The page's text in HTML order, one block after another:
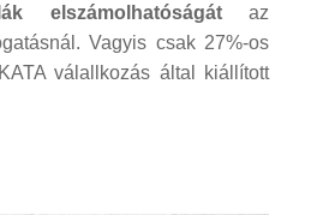
elszámolhatóságátaz
Vagyis csak 27%-os
válallkozás által kiállított